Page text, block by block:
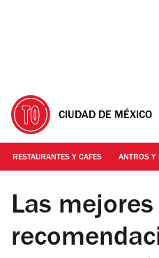
CIUDAD DE MÉXICO
RESTAURANTES Y CAFES ANTROS Y
Foto: Mattza Tobón
Las mejores